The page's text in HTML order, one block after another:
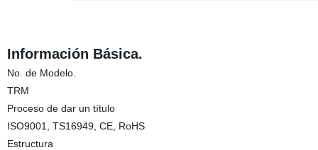
Información Básica.
No. de Modelo.
TRM
Proceso de dar un título
ISO9001, TS16949, CE, RoHS
Estructura